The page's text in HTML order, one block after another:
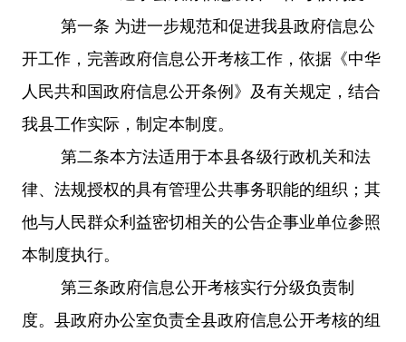
第一条 为进一步规范和促进我县政府信息公
开工作，完善政府信息公开考核工作，依据《中华
人民共和国政府信息公开条例》及有关规定，结合
我县工作实际，制定本制度。
第二条本方法适用于本县各级行政机关和法
律、法规授权的具有管理公共事务职能的组织；其
他与人民群众利益密切相关的公告企事业单位参照
本制度执行。
第三条政府信息公开考核实行分级负责制
度。县政府办公室负责全县政府信息公开考核的组